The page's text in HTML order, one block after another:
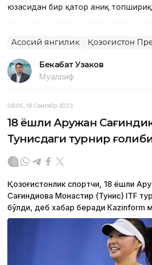
юзасидан бир қатор аниқ
Асосий янгилик Қозоғистон
Бекабат Узаков
Муаллиф
09:05, 18 Сентябр 2023
18 ёшли Аружан
Тунисдаги турнир
Қозоғистонлик спортчи, 18 ёшли
Сағиндиқова Монастир (Тунис) ITF
бўлди, деб хабар беради Каzinform